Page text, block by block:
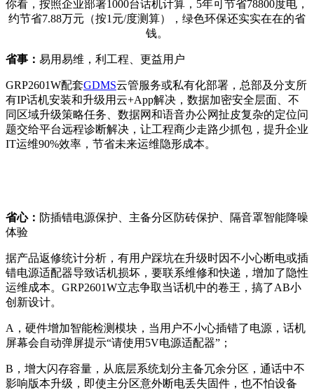
你看，按照企业部署1000台话机计算， 5年可节省78800度电，
约节省7.88万元（按1 元/度测算），绿色环保还实实在在的省
钱。
省事： 易用易维，利工程、更益用户
GRP2601W配套GDMS云管服务或私有化部署，总部及分支所
有IP话机安装和升级用云+App解决，数据加密安全层面、不
同区域升级策略任务、数据网和语音办公网扯皮复杂的定位问
题交给平台远程诊断解决，让工程商少走路少抓包，提升企业
IT运维90%效率，节省未来运维隐形成本。
省心： 防插错电源保护、主备分区防砖保护、隔音罩智能降噪
体验
据产品返修统计分析，有用户踩坑在升级时因不小心断电或插
错电源适配器导致话机损坏，要联系维修和快递，增加了隐性
运维成本。 GRP2601W立志争取当话机中的卷王，搞了AB小
创新设计。
A ，硬件增加智能检测模块，当用户不小心插错了电源，话机
屏幕会自动弹屏提示“请使用 5V电源适配器”；
B ，增大闪存容量，从底层系统划分主备冗余分区，通话中不
影响版本升级，即使主分区意外断电丢失固件，也不怕设备